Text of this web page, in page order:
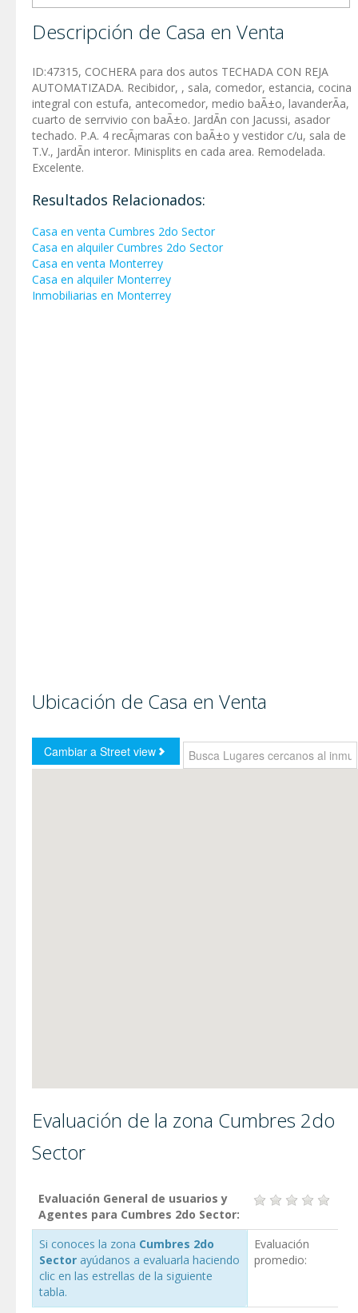
Descripción de Casa en Venta
ID:47315, COCHERA para dos autos TECHADA CON REJA
AUTOMATIZADA. Recibidor, , sala, comedor, estancia, cocina
integral con estufa, antecomedor, medio baÃ±o, lavanderÃ­a,
cuarto de serrvivio con baÃ±o. JardÃ­n con Jacussi, asador
techado. P.A. 4 recÃ¡maras con baÃ±o y vestidor c/u, sala de
T.V., JardÃ­n interor. Minisplits en cada area. Remodelada.
Excelente.
Resultados Relacionados:
Casa en venta Cumbres 2do Sector
Casa en alquiler Cumbres 2do Sector
Casa en venta Monterrey
Casa en alquiler Monterrey
Inmobiliarias en Monterrey
Ubicación de Casa en Venta
Evaluación de la zona Cumbres 2do
Sector
Evaluación General de usuarios y
Agentes para Cumbres 2do Sector:
Si conoces la zona Cumbres 2do
Sector ayúdanos a evaluarla haciendo
clic en las estrellas de la siguiente
tabla.
Evaluación
promedio: